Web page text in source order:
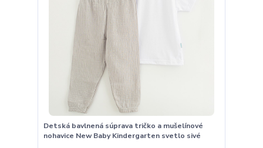
Detská bavlnená súprava tričko a mušelínové
nohavice New Baby Kindergarten svetlo sivé